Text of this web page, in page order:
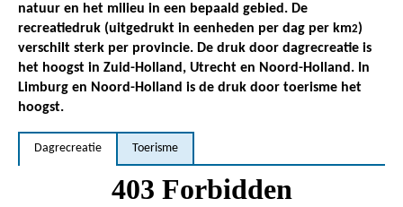
natuur en het milieu in een bepaald gebied. De
recreatiedruk (uitgedrukt in eenheden per dag per km2)
verschilt sterk per provincie. De druk door dagrecreatie is
het hoogst in Zuid-Holland, Utrecht en Noord-Holland. In
Limburg en Noord-Holland is de druk door toerisme het
hoogst.
Dagrecreatie Toerisme